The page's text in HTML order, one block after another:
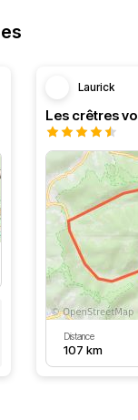
Laurick
Distance
107 km